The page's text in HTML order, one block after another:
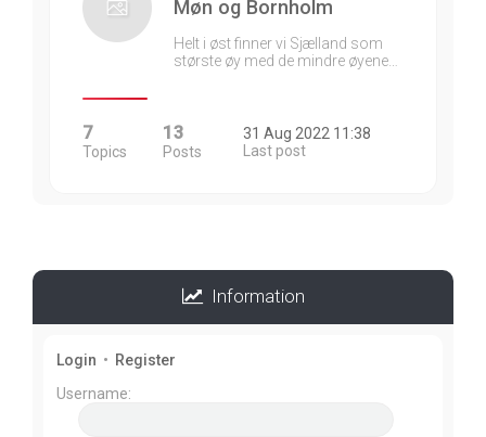
Møn og Bornholm
Helt i øst finner vi Sjælland som
største øy med de mindre øyene…
7
Topics
13
Posts
31 Aug 2022 11:38
Last post
Information
Login • Register
Username: